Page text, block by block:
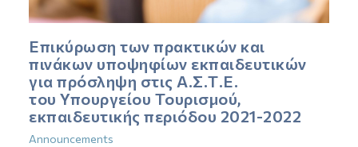
Επικύρωση των πρακτικών και
πινάκων υποψηφίων εκπαιδευτικών
για πρόσληψη στις Α.Σ.Τ.Ε.
του Υπουργείου Τουρισμού,
εκπαιδευτικής περιόδου 2021-2022
Announcements